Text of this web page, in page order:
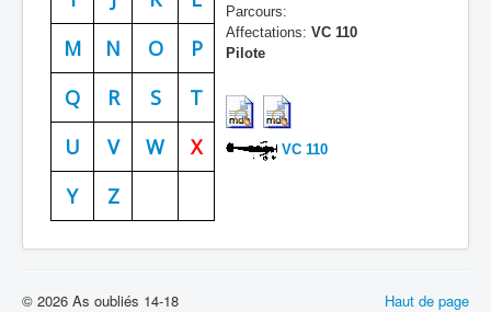
Formation
Doctrines
Batailles
Cahiers des As
M
N O
P
Q
R S
T
U
V W
X
Y
Z
Parcours:
Affectations: VC 110
Pilote
VC 110
Haut de page
© 2026 As oubliés 14-18